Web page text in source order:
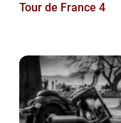
Tour de France 4